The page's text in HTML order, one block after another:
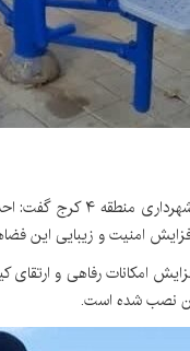
معاون امور عمرانی
نصب شده است.